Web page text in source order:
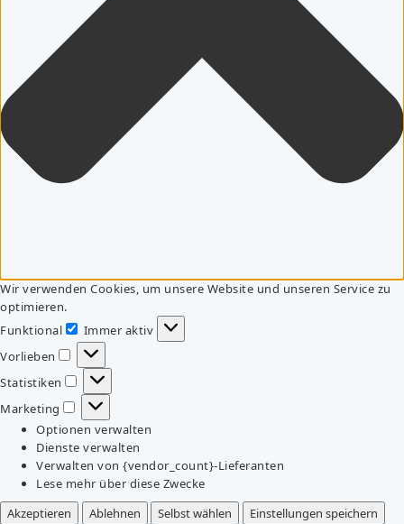
Wir verwenden Cookies, um unsere Website und unseren Service zu
optimieren.
Funktional
Funktional
Immer aktiv
Vorlieben
Vorlieben
Statistiken
Statistiken
Marketing
Marketing
Optionen verwalten
Dienste verwalten
Verwalten von {vendor_count}-Lieferanten
Lese mehr über diese Zwecke
Akzeptieren
Ablehnen Selbst wählen
Einstellungen speichern